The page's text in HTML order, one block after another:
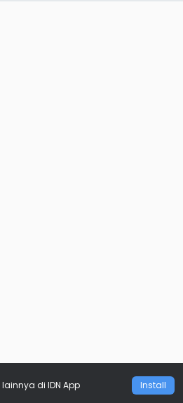
lainnya di IDN App Install